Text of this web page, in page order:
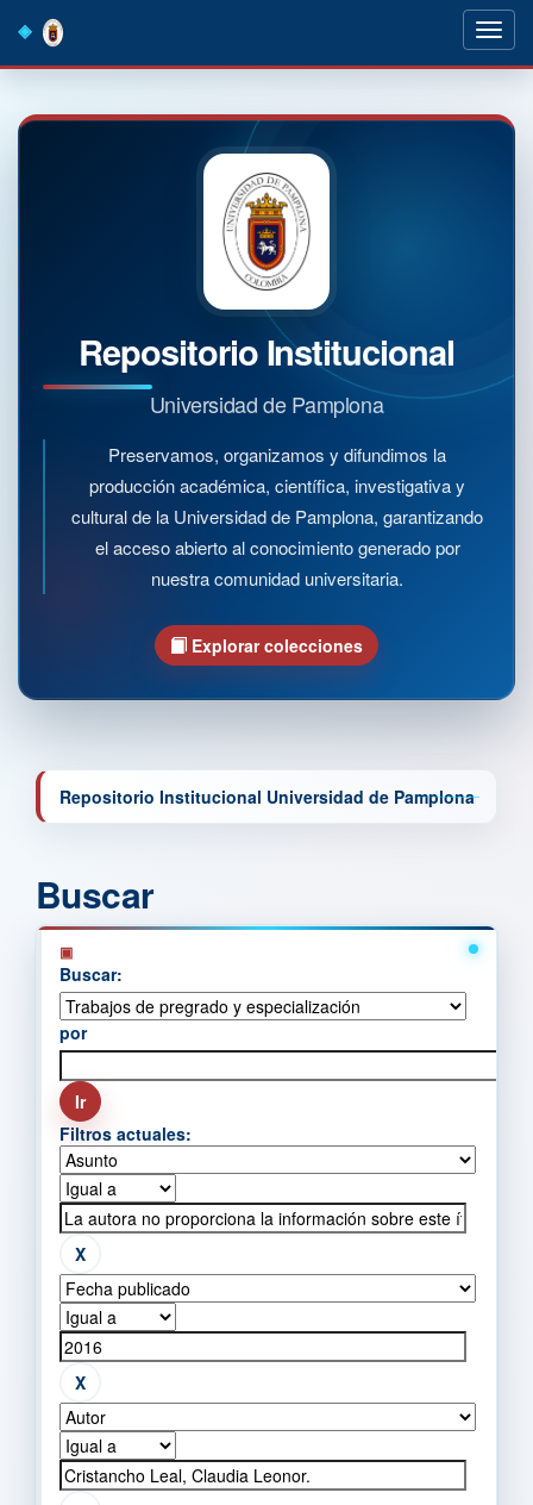
navigation
Repositorio Institucional
Universidad de Pamplona
Preservamos, organizamos y difundimos la
producción académica, científica, investigativa y
cultural de la Universidad de Pamplona, garantizando
el acceso abierto al conocimiento generado por
nuestra comunidad universitaria.
Explorar colecciones
Repositorio Institucional Universidad de Pamplona
Buscar
Buscar:
por
Filtros actuales: